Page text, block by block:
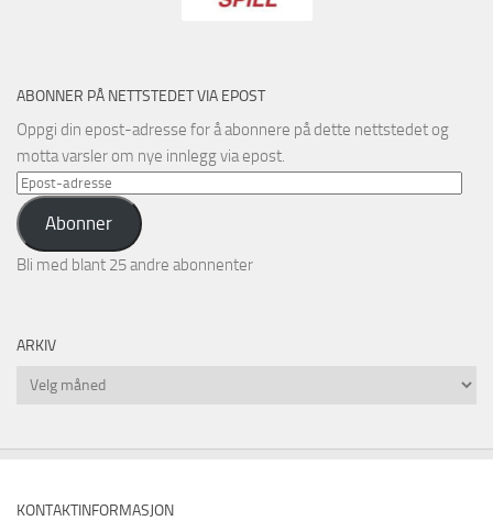
ABONNER PÅ NETTSTEDET VIA EPOST
Oppgi din epost-adresse for å abonnere på dette nettstedet og
motta varsler om nye innlegg via epost.
Epost-
adresse
Abonner
Bli med blant 25 andre abonnenter
ARKIV
Arkiv
KONTAKTINFORMASJON